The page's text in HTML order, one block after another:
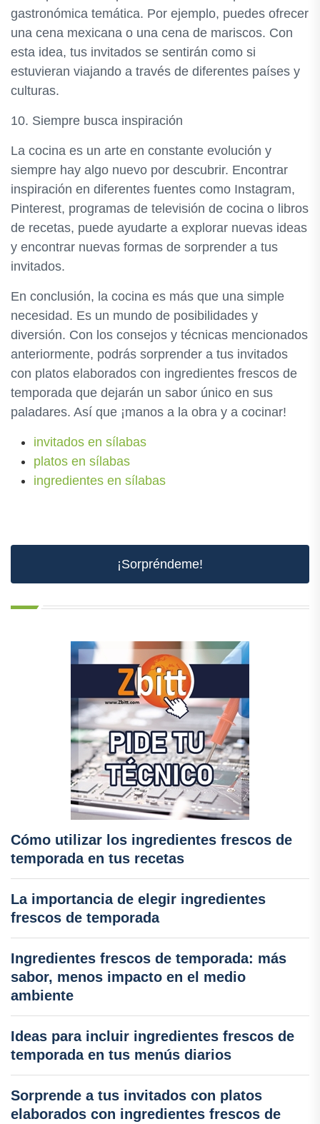
gastronómica temática. Por ejemplo, puedes ofrecer
una cena mexicana o una cena de mariscos. Con
esta idea, tus invitados se sentirán como si
estuvieran viajando a través de diferentes países y
culturas.
10. Siempre busca inspiración
La cocina es un arte en constante evolución y
siempre hay algo nuevo por descubrir. Encontrar
inspiración en diferentes fuentes como Instagram,
Pinterest, programas de televisión de cocina o libros
de recetas, puede ayudarte a explorar nuevas ideas
y encontrar nuevas formas de sorprender a tus
invitados.
En conclusión, la cocina es más que una simple
necesidad. Es un mundo de posibilidades y
diversión. Con los consejos y técnicas mencionados
anteriormente, podrás sorprender a tus invitados
con platos elaborados con ingredientes frescos de
temporada que dejarán un sabor único en sus
paladares. Así que ¡manos a la obra y a cocinar!
invitados en sílabas
platos en sílabas
ingredientes en sílabas
¡Sorpréndeme!
Cómo utilizar los ingredientes frescos de
temporada en tus recetas
La importancia de elegir ingredientes
frescos de temporada
Ingredientes frescos de temporada: más
sabor, menos impacto en el medio
ambiente
Ideas para incluir ingredientes frescos de
temporada en tus menús diarios
Sorprende a tus invitados con platos
elaborados con ingredientes frescos de